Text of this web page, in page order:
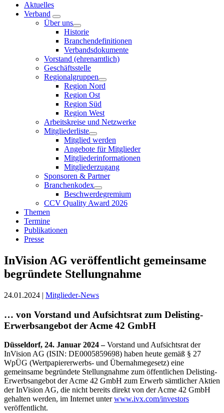
Aktuelles
Verband
Über uns
Historie
Branchendefinitionen
Verbandsdokumente
Vorstand (ehrenamtlich)
Geschäftsstelle
Regionalgruppen
Region Nord
Region Ost
Region Süd
Region West
Arbeitskreise und Netzwerke
Mitgliederliste
Mitglied werden
Angebote für Mitglieder
Mitgliederinformationen
Mitgliederzugang
Sponsoren & Partner
Branchenkodex
Beschwerdegremium
CCV Quality Award 2026
Themen
Termine
Publikationen
Presse
InVision AG veröffentlicht gemeinsame
begründete Stellungnahme
24.01.2024 | Mitglieder-News
… von Vorstand und Aufsichtsrat zum Delisting-
Erwerbsangebot der Acme 42 GmbH
Düsseldorf, 24. Januar 2024 –Vorstand und Aufsichtsrat der
InVision AG (ISIN: DE0005859698) haben heute gemäß § 27
WpÜG (Wertpapiererwerbs- und Übernahmegesetz) eine
gemeinsame begründete Stellungnahme zum öffentlichen Delisting-
Erwerbsangebot der Acme 42 GmbH zum Erwerb sämtlicher Aktien
der InVision AG, die nicht bereits direkt von der Acme 42 GmbH
gehalten werden, im Internet unterwww.ivx.com/investors
veröffentlicht.